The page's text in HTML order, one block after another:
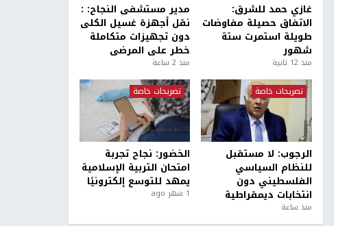
غازي حمد للشرق:
الاتفاق حصيلة مفاوضات
طويلة استمرت ستة
شهور
منذ 12 ثانية
مدير مستشفى النجاح: :
نقل أجهزة غسيل الكلى
دون تجهيزات متكاملة
خطر على المرضى
منذ 2 ساعة
تصريحات خاصة
الرجوب: لا مستقبل
للنظام السياسي
الفلسطيني دون
انتخابات ديمقراطية
منذ ساعة
تصريحات خاصة
الخضور: نجاح تجربة
امتحان التربية الإسلامية
يمهد للتوسع إلكترونيًا
1 شهر ago